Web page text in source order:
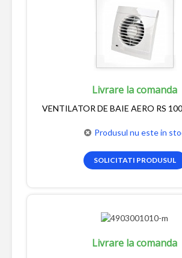
Livrare la comanda
VENTILATOR DE BAIE AERO RS
Produsul nu este in
SOLICITATI PRODUSUL
Livrare la comanda